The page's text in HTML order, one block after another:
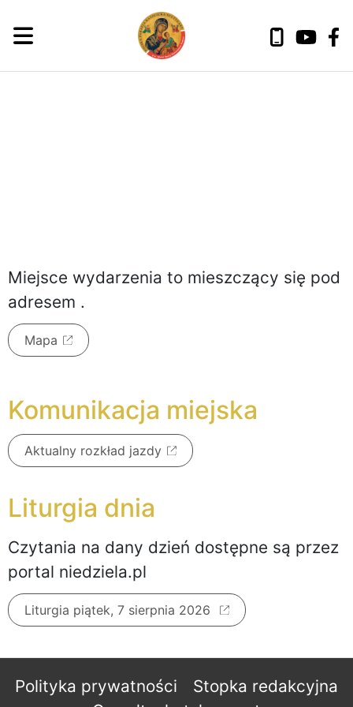
Miejsce wydarzenia to mieszczący się pod
adresem .
Mapa
Komunikacja miejska
Aktualny rozkład jazdy
Liturgia dnia
Czytania na dany dzień dostępne są przez
portal niedziela.pl
Liturgia piątek, 7 sierpnia 2026
Polityka prywatności
Stopka redakcyjna